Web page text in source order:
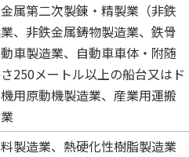
属第二次製錬・精製業（非鉄
、非鉄金属鋳物製造業、鉄骨
車製造業、自動車車体・附随
250メートル以上の船台又はド
用原動機製造業、産業用運搬
製造業、熱硬化性樹脂製造業